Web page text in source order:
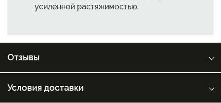
усиленной растяжимостью.
Отзывы
Условия доставки